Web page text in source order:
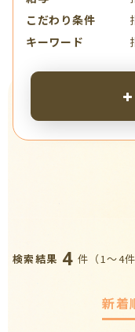
こだわり条件
キーワード
検索結果 4 件（1〜4件
新着